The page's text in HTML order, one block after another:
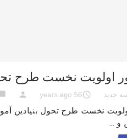
اولویت نخست طرح
جدید access_time
56 years ago
person
chat_bubble
نخست طرح تحول بنیادین
و …